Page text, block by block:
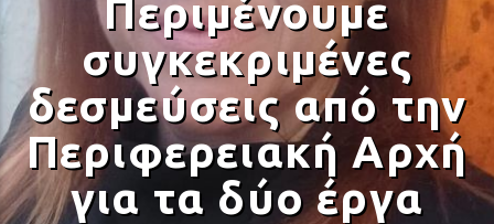
ΠΑΣΧΑΛΗΣ ΤΕΡΖΗΣ
Prisma Radio 90,2
Περιμένουμε
συγκεκριμένες
δεσμεύσεις από την
Περιφερειακή Αρχή
για τα δύο έργα